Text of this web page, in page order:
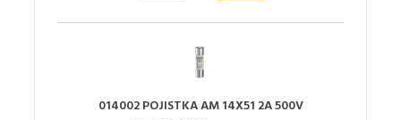
014002 POJISTKA AM 14X51 2A 500V